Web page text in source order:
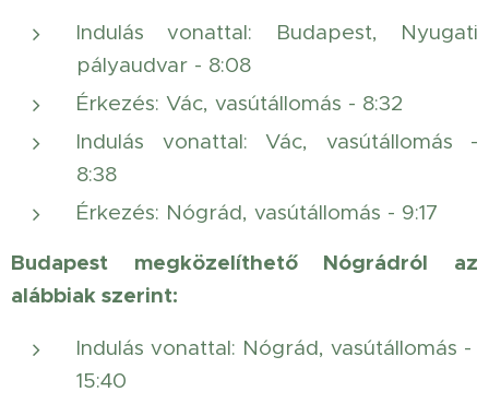
Indulás vonattal: Budapest, Nyugati
pályaudvar - 8:08
Érkezés: Vác, vasútállomás - 8:32
Indulás vonattal: Vác, vasútállomás -
8:38
Érkezés: Nógrád, vasútállomás - 9:17
Budapest megközelíthető Nógrádról az
alábbiak szerint:
Indulás vonattal: Nógrád, vasútállomás -
15:40